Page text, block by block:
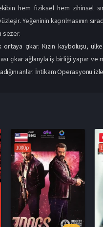
hem fiziksel hem zihinsel
Yeğeninin kaçırılmasının
sezer.
çıkar. Kızın kayboluşu,
çıkar ağlarıyla iş birliği yapar
anlar. İntikam Operasyonu
1080p